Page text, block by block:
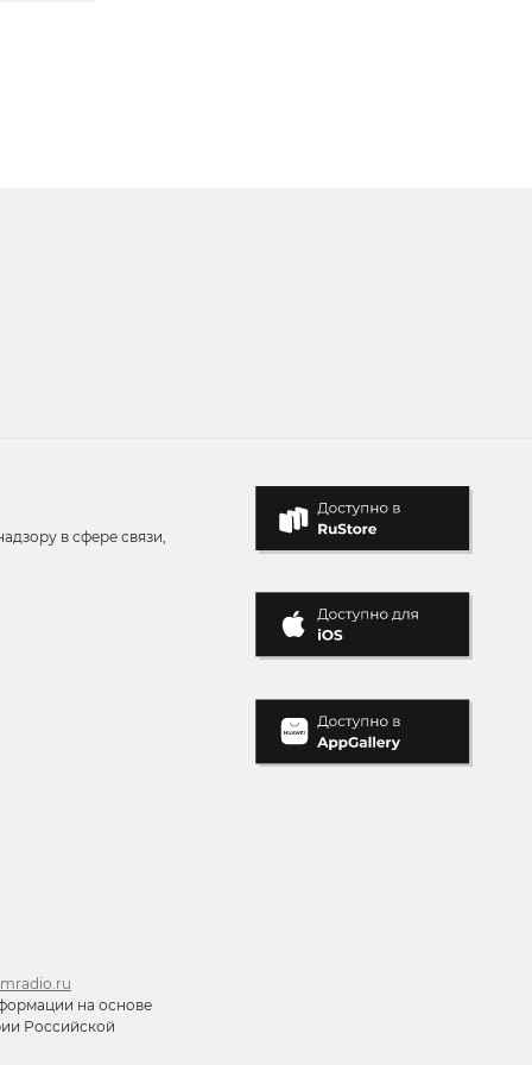
в сфере связи,
на основе
Российской